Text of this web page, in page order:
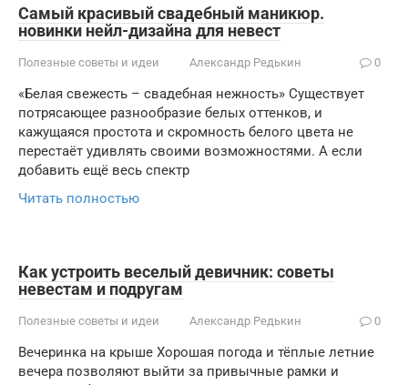
Самый красивый свадебный маникюр.
новинки нейл-дизайна для невест
Полезные советы и идеи Александр Редькин 0
«Белая свежесть – свадебная нежность» Существует
потрясающее разнообразие белых оттенков, и
кажущаяся простота и скромность белого цвета не
перестаёт удивлять своими возможностями. А если
добавить ещё весь спектр
Читать полностью
Как устроить веселый девичник: советы
невестам и подругам
Полезные советы и идеи Александр Редькин 0
Вечеринка на крыше Хорошая погода и тёплые летние
вечера позволяют выйти за привычные рамки и